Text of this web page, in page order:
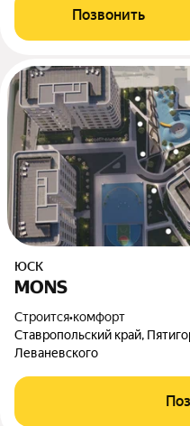
Позвонить
ЮСК
MONS
Строится•комфорт
Ставропольский край,
Леваневского